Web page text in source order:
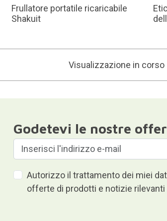
Frullatore portatile ricaricabile
Shakuit
Visualizzazione in corso
Godetevi le nostre
Autorizzo il trattamento dei miei
offerte di prodotti e notizie rilevanti